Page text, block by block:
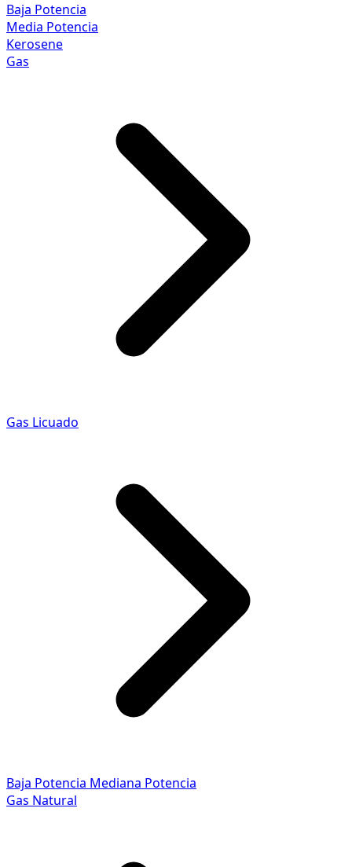
Baja Potencia
Media Potencia
Kerosene
Gas
Gas Licuado
Baja Potencia Mediana Potencia
Gas Natural